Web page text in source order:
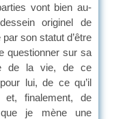
vont bien au-
originel de
par son statut d’être
questionner sur sa
de la vie, de ce
lui, de ce qu’il
finalement, de
je mène une